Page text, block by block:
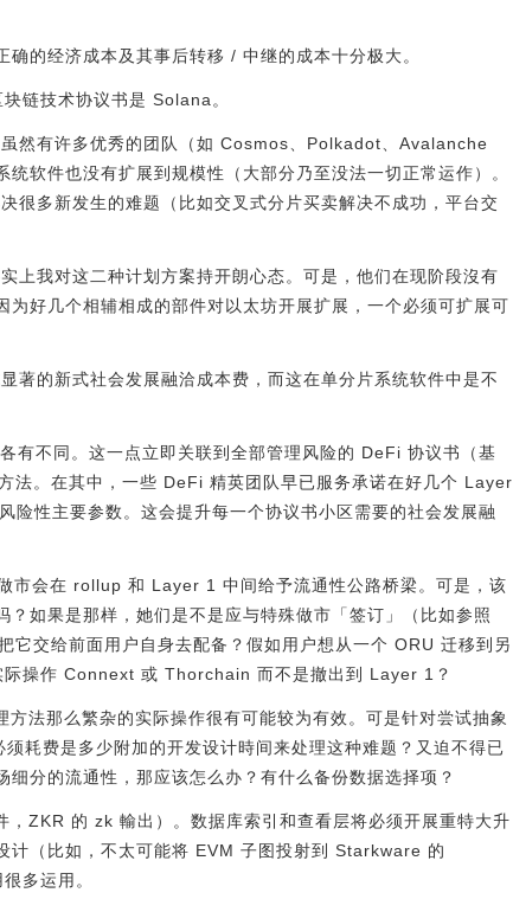
的经济成本及其事后转移 / 中继的成本十分极大。
链技术协议书是 Solana。
然有许多优秀的团队（如 Cosmos、Polkadot、Avalanche
软件也没有扩展到规模性（大部分乃至没法一切正常运作）。
多新发生的难题（比如交叉式分片买卖解决不成功，平台交
上我对这二种计划方案持开朗心态。可是，他们在现阶段沒有
好几个相辅相成的部件对以太坊开展扩展，一个必须可扩展可
著的新式社会发展融洽成本费，而这在单分片系统软件中是不
不同。这一点立即关联到全部管理风险的 DeFi 协议书（基
。在其中，一些 DeFi 精英团队早已服务承诺在好几个 Layer
性主要参数。这会提升每一个协议书小区需要的社会发展融
会在 rollup 和 Layer 1 中间给予流通性公路桥梁。可是，该
如果是那样，她们是不是应与特殊做市「签订」（比如参照
交给前面用户自身去配备？假如用户想从一个 ORU 迁移到另
操作 Connext 或 Thorchain 而不是撤出到 Layer 1？
法那么繁杂的实际操作很有可能较为有效。可是针对尝试抽象
耗费是多少附加的开发设计時间来处理这种难题？又迫不得已
分的流通性，那应该怎么办？有什么备份数据选择项？
ZKR 的 zk 輸出）。数据库索引和查看层将必须开展重特大升
计（比如，不太可能将 EVM 子图投射到 Starkware 的
多运用。